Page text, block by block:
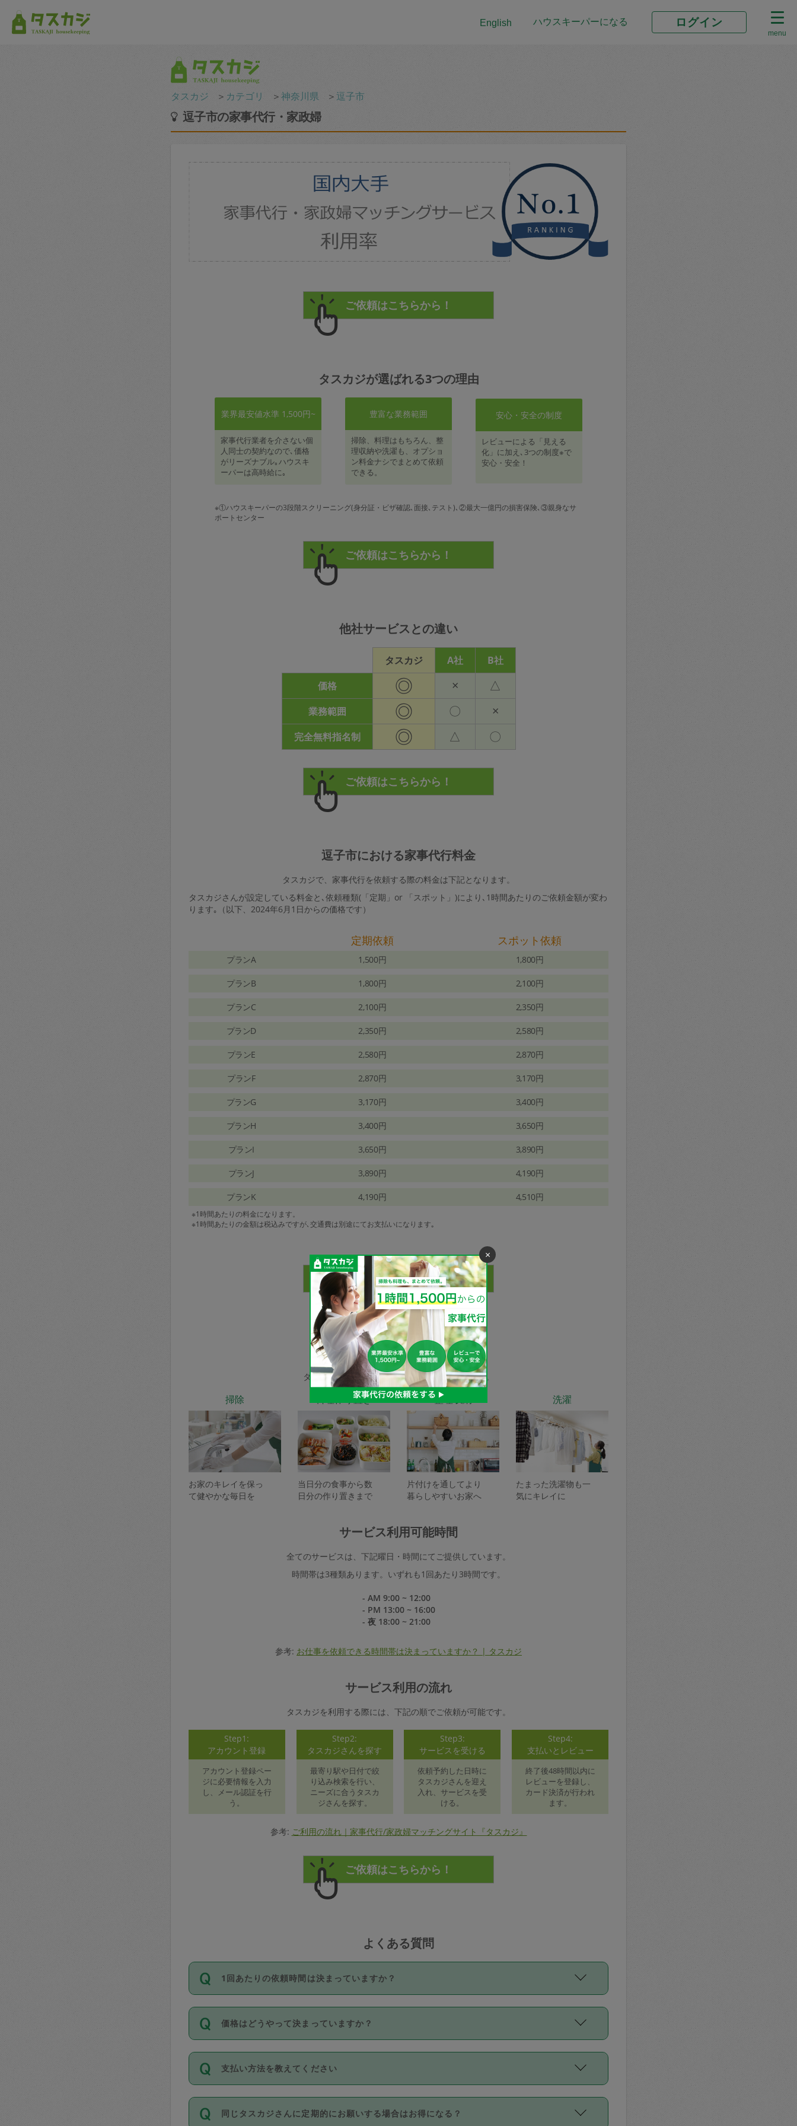
English ハウスキーパーになる ログイン
menu
タスカジ ＞ カテゴリ ＞神奈川県 ＞逗子市
逗子市の家事代行・家政婦
タスカジが選ばれる3つの理由
業界最安値水準 1,500円~
家事代行業者を介さない個
人同士の契約なので､価格
がリーズナブル｡ハウスキ
ーパーは高時給に｡
豊富な業務範囲
掃除、料理はもちろん、整
理収納や洗濯も、オプショ
ン料金ナシでまとめて依頼
できる。
安心・安全の制度
レビューによる「見える
化」に加え､3つの制度※で
安心・安全！
※①ハウスキーパーの3段階スクリーニング(身分証・ビザ確認､面接､テスト)､②最大一億円の損害保険､③親身なサ
ポートセンター
他社サービスとの違い
タスカジ A社
B社
価格
◎ × △
業務範囲 ◎ 〇 ×
完全無料指名制 ◎ △ 〇
逗子市における家事代行料金
タスカジで、家事代行を依頼する際の料金は下記となります。
タスカジさんが設定している料金と､依頼種類(「定期」or 「スポット」)により､1時間あたりのご依頼金額が変わ
ります｡（以下、2024年6月1日からの価格です）
定期依頼 スポット依頼
プランA 1,500円 1,800円
プランB 1,800円 2,100円
プランC 2,100円 2,350円
プランD 2,350円 2,580円
プランE 2,580円 2,870円
プランF 2,870円 3,170円
プランG 3,170円 3,400円
プランH 3,400円 3,650円
プランI 3,650円 3,890円
プランJ 3,890円 4,190円
プランK 4,190円 4,510円
※1時間あたりの料金になります。
※1時間あたりの金額は税込みですが､交通費は別途にてお支払いになります｡
家事代行サービスの種類
タスカジで依頼できるサービスは下記となります。
掃除
お家のキレイを保っ
て健やかな毎日を
料理作り置き
当日分の食事から数
日分の作り置きまで
整理収納
片付けを通してより
暮らしやすいお家へ
洗濯
たまった洗濯物も一
気にキレイに
サービス利用可能時間
全てのサービスは、下記曜日・時間にてご提供しています。
時間帯は3種類あります。いずれも1回あたり3時間です。
- AM 9:00 ~ 12:00
- PM 13:00 ~ 16:00
- 夜 18:00 ~ 21:00
参考: お仕事を依頼できる時間帯は決まっていますか？ | タスカジ
サービス利用の流れ
タスカジを利用する際には、下記の順でご依頼が可能です。
Step1:
アカウント登録
アカウント登録ペー
ジに必要情報を入力
し、メール認証を行
う。
Step2:
タスカジさんを探す
最寄り駅や日付で絞
り込み検索を行い、
ニーズに合うタスカ
ジさんを探す。
Step3:
サービスを受ける
依頼予約した日時に
タスカジさんを迎え
入れ、サービスを受
ける。
Step4:
支払いとレビュー
終了後48時間以内に
レビューを登録し、
カード決済が行われ
ます。
参考: ご利用の流れ｜家事代行/家政婦マッチングサイト『タスカジ』
よくある質問
1回あたりの依頼時間は決まっていますか？
依頼1回につき3時間固定です。3時間を超えて依頼したい場合は、延長機能をご利用くださ
い。機能をご利用いただくには、タスカジさんに事前に相談し、合意の上事前申請すること
が必要です。なお、3時間を下回っても、値引き等はございません。
価格はどうやって決まっていますか？
11種類の価格帯の中からタスカジさん自身が価格を選んで設定しています。
タスカジさんの価格設定には最初は制限があり、レビュー件数、レビューの平均値、などで
除々に設定可能な最高額が上がっていく仕組みになっています。
支払い方法を教えてください
お支払方法はクレジットカード（Visa／Master／JCB／AMERICAN EXPRESS／Diners
Club）のみとなります。
同じタスカジさんに定期的にお願いする場合はお得になる？
×